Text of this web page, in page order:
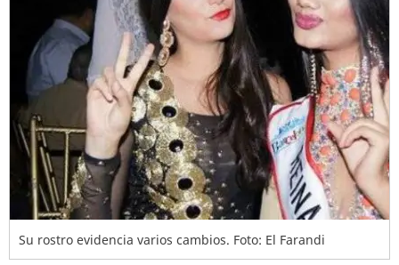
Su rostro evidencia varios cambios. Foto: El Farandi